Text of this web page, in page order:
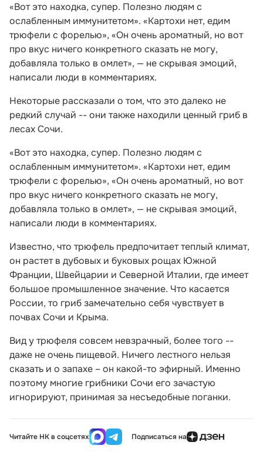
«Вот это находка, супер. Полезно людям с
ослабленным иммунитетом». «Картохи нет, едим
трюфели с форелью», «Он очень ароматный, но вот
про вкус ничего конкретного сказать не могу,
добавляла только в омлет», — не скрывая эмоций,
написали люди в комментариях.
Некоторые рассказали о том, что это далеко не
редкий случай -- они также находили ценный гриб в
лесах Сочи.
«Вот это находка, супер. Полезно людям с
ослабленным иммунитетом». «Картохи нет, едим
трюфели с форелью», «Он очень ароматный, но вот
про вкус ничего конкретного сказать не могу,
добавляла только в омлет», — не скрывая эмоций,
написали люди в комментариях.
Известно, что трюфель предпочитает теплый климат,
он растет в дубовых и буковых рощах Южной
Франции, Швейцарии и Северной Италии, где имеет
большое промышленное значение. Что касается
России, то гриб замечательно себя чувствует в
почвах Сочи и Крыма.
Вид у трюфеля совсем невзрачный, более того --
даже не очень пищевой. Ничего лестного нельзя
сказать и о запахе – он какой-то эфирный. Именно
поэтому многие грибники Сочи его зачастую
игнорируют, принимая за несъедобные поганки.
Читайте НК в соцсетях Подписаться на